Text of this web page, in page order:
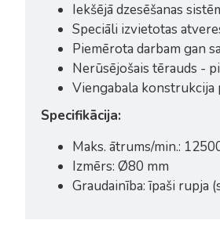
Iekšējā dzesēšanas
Speciāli izvietotas
Piemērota darbam gan
Nerūsējošais tērauds -
Viengabala konstrukcija
Specifikācija:
Maks. ātrums/min.:
Izmērs: Ø80 mm
Graudainība: īpaši rupja